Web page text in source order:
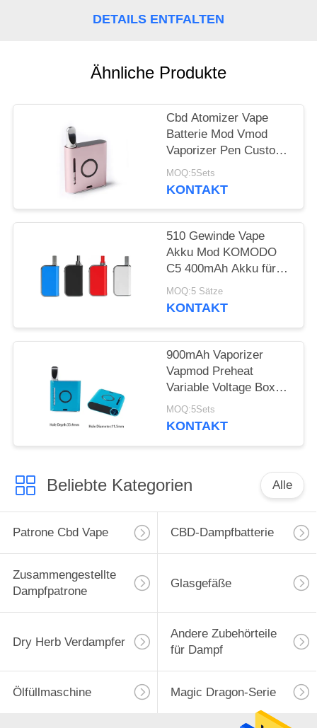
DETAILS ENTFALTEN
Ähnliche Produkte
Cbd Atomizer Vape
Batterie Mod Vmod
Vaporizer Pen Custom
Logo Metallmaterial
MOQ:5Sets
KONTAKT
510 Gewinde Vape
Akku Mod KOMODO
C5 400mAh Akku für
Dicköl Verdampfer
MOQ:5 Sätze
KONTAKT
900mAh Vaporizer
Vapmod Preheat
Variable Voltage Box
Mod Für Dicköl-
Kartuschen Kom
MOQ:5Sets
KONTAKT
Beliebte Kategorien Alle
Patrone Cbd Vape CBD-Dampfbatterie
Zusammengestellte
Dampfpatrone
Glasgefäße
Dry Herb Verdampfer
Andere Zubehörteile
für Dampf
Ölfüllmaschine Magic Dragon-Serie